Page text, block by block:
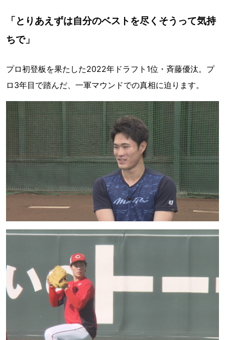
「とりあえずは自分のベストを尽くそうって気持
ちで」
プロ初登板を果たした2022年ドラフト1位・斉藤優汰。プ
ロ3年目で踏んだ、一軍マウンドでの真相に迫ります。